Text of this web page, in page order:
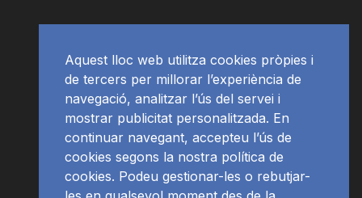
Aquest lloc web utilitza cookies pròpies i
de tercers per millorar l’experiència de
navegació, analitzar l’ús del servei i
mostrar publicitat personalitzada. En
continuar navegant, accepteu l’ús de
cookies segons la nostra política de
cookies. Podeu gestionar-les o rebutjar-